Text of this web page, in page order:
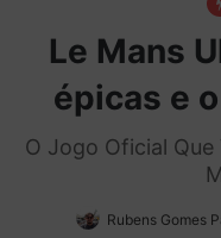
Le Mans
épicas e
O Jogo Oficial Que
Rubens Gomes